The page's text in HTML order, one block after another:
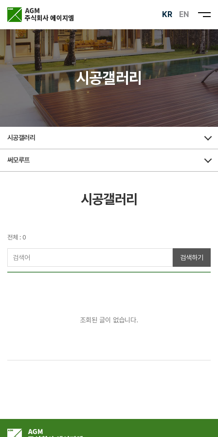
KR EN
시공갤러리
시공갤러리
써모루프
시공갤러리
전체 : 0
검색하기
조회된 글이 없습니다.